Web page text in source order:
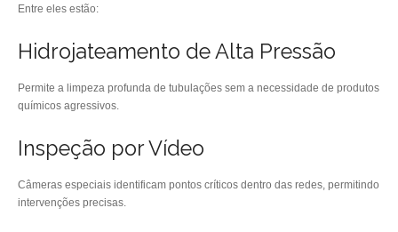
Entre eles estão:
Hidrojateamento de Alta Pressão
Permite a limpeza profunda de tubulações sem a necessidade de produtos
químicos agressivos.
Inspeção por Vídeo
Câmeras especiais identificam pontos críticos dentro das redes, permitindo
intervenções precisas.